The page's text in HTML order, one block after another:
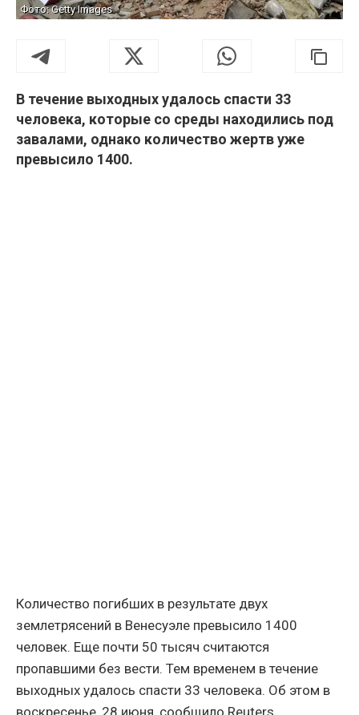
Фото: Getty Images
В течение выходных удалось спасти 33
человека, которые со среды находились под
завалами, однако количество жертв уже
превысило 1400.
Количество погибших в результате двух
землетрясений в Венесуэле превысило 1400
человек. Еще почти 50 тысяч считаются
пропавшими без вести. Тем временем в течение
выходных удалось спасти 33 человека. Об этом в